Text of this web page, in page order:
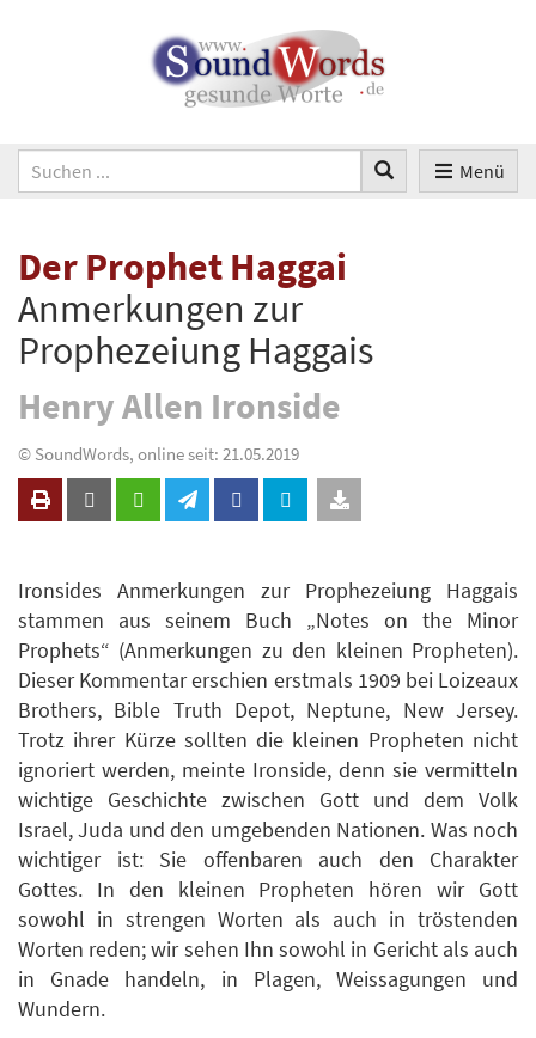
Menü
Der Prophet Haggai
Anmerkungen zur
Prophezeiung Haggais
Henry Allen Ironside
© SoundWords, online seit: 21.05.2019
Ironsides Anmerkungen zur Prophezeiung Haggais
stammen aus seinem Buch „Notes on the Minor
Prophets“ (Anmerkungen zu den kleinen Propheten).
Dieser Kommentar erschien erstmals 1909 bei Loizeaux
Brothers, Bible Truth Depot, Neptune, New Jersey.
Trotz ihrer Kürze sollten die kleinen Propheten nicht
ignoriert werden, meinte Ironside, denn sie vermitteln
wichtige Geschichte zwischen Gott und dem Volk
Israel, Juda und den umgebenden Nationen. Was noch
wichtiger ist: Sie offenbaren auch den Charakter
Gottes. In den kleinen Propheten hören wir Gott
sowohl in strengen Worten als auch in tröstenden
Worten reden; wir sehen Ihn sowohl in Gericht als auch
in Gnade handeln, in Plagen, Weissagungen und
Wundern.